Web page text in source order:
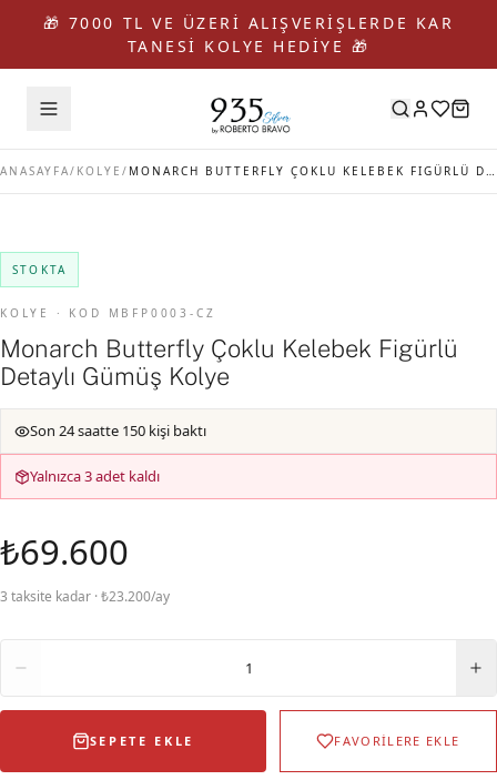
🎁 7000 TL VE ÜZERİ ALIŞVERİŞLERDE KAR
TANESİ KOLYE HEDİYE 🎁
ANASAYFA/ KOLYE / MONARCH BUTTERFLY ÇOKLU KELEBEK FIGÜRLÜ DETAYLI GÜMÜŞ KOLYE
STOKTA
KOLYE · KOD MBFP0003-CZ
Monarch Butterfly Çoklu Kelebek Figürlü
Detaylı Gümüş Kolye
Son 24 saatte 150 kişi baktı
Yalnızca 3 adet kaldı
₺69.600
3 taksite kadar · ₺23.200/ay
1
SEPETE EKLE FAVORİLERE EKLE